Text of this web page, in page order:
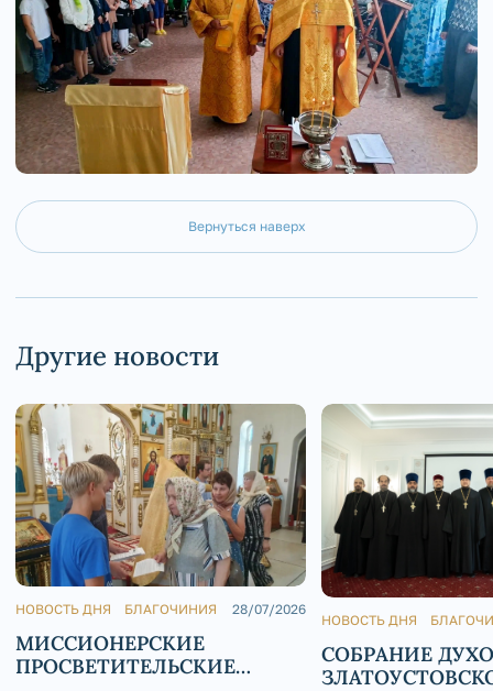
Вернуться наверх
Другие новости
НОВОСТЬ ДНЯ БЛАГОЧИНИЯ 28/07/2026
МИССИОНЕРСКИЕ
ПРОСВЕТИТЕЛЬСКИЕ
НОВОСТЬ ДНЯ
СОБРАНИЕ